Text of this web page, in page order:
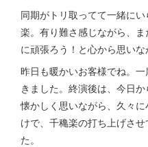
同期がトリ取ってて一緒に
楽。有り難さ感じながら、
に頑張ろう！と心から思いな
昨日も暖かいお客様でね。
きました。終演後は、今日
懐かしく思いながら、久々
けで、千穐楽の打ち上げさ
た。